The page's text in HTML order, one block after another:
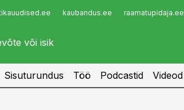
kaubandus.ee raamatupidaja.ee
Infopank
Sisuturundus Töö Podcastid Videod